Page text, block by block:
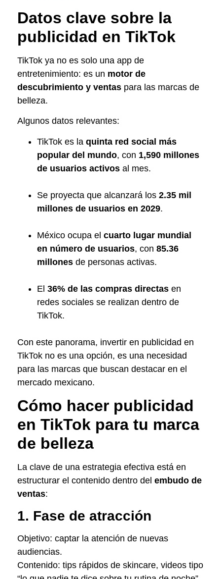
Datos clave sobre la
publicidad en TikTok
TikTok ya no es solo una app de
entretenimiento: es un motor de
descubrimiento y ventas para las marcas de
belleza.
Algunos datos relevantes:
TikTok es la quinta red social más
popular del mundo, con 1,590 millones
de usuarios activos al mes.
Se proyecta que alcanzará los 2.35 mil
millones de usuarios en 2029.
México ocupa el cuarto lugar mundial
en número de usuarios, con 85.36
millones de personas activas.
El 36% de las compras directas en
redes sociales se realizan dentro de
TikTok.
Con este panorama, invertir en publicidad en
TikTok no es una opción, es una necesidad
para las marcas que buscan destacar en el
mercado mexicano.
Cómo hacer publicidad
en TikTok para tu marca
de belleza
La clave de una estrategia efectiva está en
estructurar el contenido dentro del embudo de
ventas:
1. Fase de atracción
Objetivo: captar la atención de nuevas
audiencias.
Contenido: tips rápidos de skincare, videos tipo